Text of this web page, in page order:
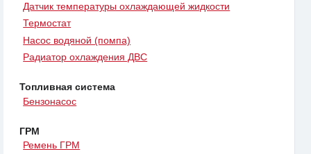
Датчик температуры охлаждающей жидкости
Термостат
Насос водяной (помпа)
Радиатор охлаждения ДВС
Топливная система
Бензонасос
ГРМ
Ремень ГРМ